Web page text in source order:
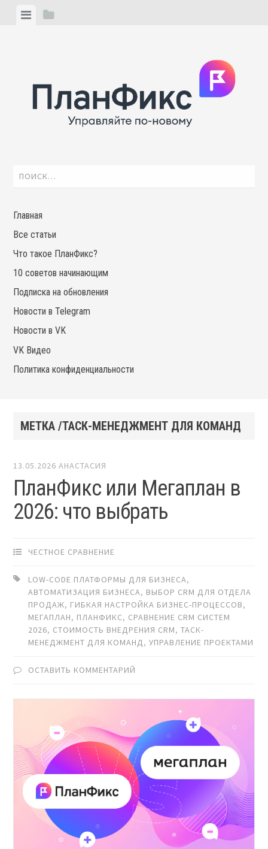
ViewView
Найти:
Главная
Все статьи
Что такое ПланФикс?
10 советов начинающим
Подписка на обновления
Новости в Telegram
Новости в VK
VK Видео
Политика конфиденциальности
МЕТКА /ТАСК-МЕНЕДЖМЕНТ ДЛЯ КОМАНД
13.05.2026 АНАСТАСИЯ
ПланФикс или Мегаплан в
2026: что выбрать
ЧЕСТНОЕ СРАВНЕНИЕ
LOW-CODE ПЛАТФОРМЫ ДЛЯ БИЗНЕСА,
АВТОМАТИЗАЦИЯ БИЗНЕСА, ВЫБОР CRM ДЛЯ ОТДЕЛА
ПРОДАЖ, ГИБКАЯ НАСТРОЙКА БИЗНЕС-ПРОЦЕССОВ,
МЕГАПЛАН, ПЛАНФИКС, СРАВНЕНИЕ CRM СИСТЕМ
2026, СТОИМОСТЬ ВНЕДРЕНИЯ CRM,ТАСК-
МЕНЕДЖМЕНТ ДЛЯ КОМАНД ,УПРАВЛЕНИЕ ПРОЕКТАМИ
ОСТАВИТЬ КОММЕНТАРИЙ